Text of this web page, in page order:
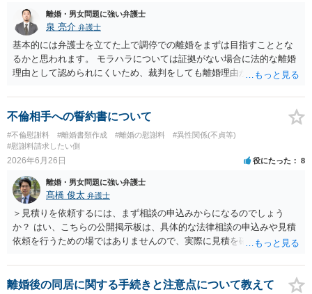
離婚・男女問題に強い弁護士
泉 亮介 弁護士
基本的には弁護士を立てた上で調停での離婚をまずは目指すこととな
るかと思われます。 モラハラについては証拠がない場合に法的な離婚
理由として認められにくいため、裁判をしても離婚理由が認められな
は別居期間を重ねた上で離婚裁判を行うこととなります。 いずれにし
ても別居を開始した上で弁護士を立てて協議を重ねていくこととなる
不倫相手への誓約書について
#不倫慰謝料 #離婚書類作成 #離婚の慰謝料
#異性関係(不貞等)
#慰謝料請求したい側
2026年6月26日 役にたった 8
離婚・男女問題に強い弁護士
髙橋 俊太 弁護士
＞見積りを依頼するには、まず相談の申込みからになるのでしょう
か？ はい、こちらの公開掲示板は、具体的な法律相談の申込みや見積
依頼を行うための場ではありませんので、実際に見積を確認されたい
わせをしていただく必要があります。
離婚後の同居に関する手続きと注意点について教えて